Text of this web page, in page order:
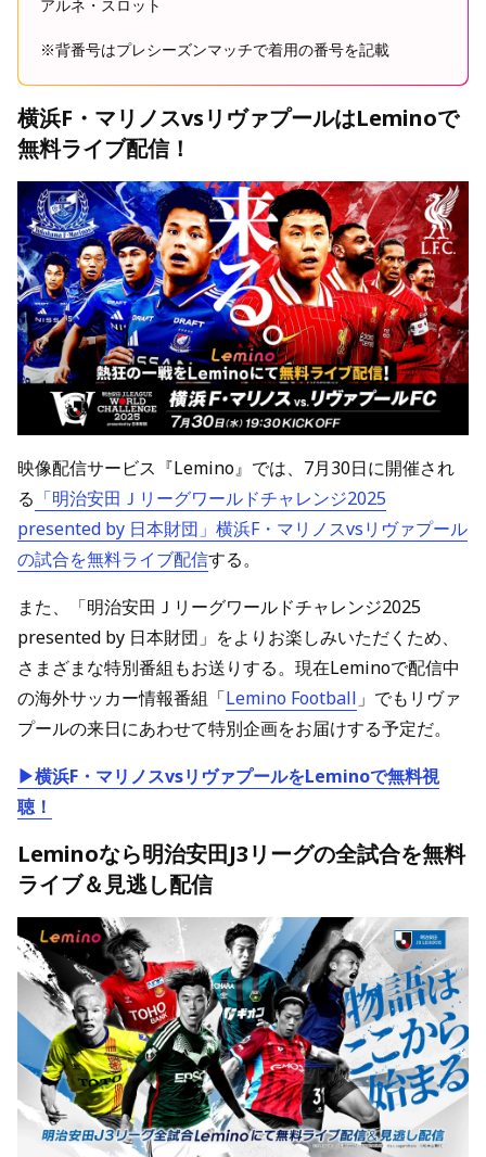
アルネ・スロット
※背番号はプレシーズンマッチで着用の番号を記載
横浜F・マリノスvsリヴァプールはLeminoで
無料ライブ配信！
映像配信サービス『Lemino』では、7月30日に開催され
る 「明治安田Ｊリーグワールドチャレンジ2025
presented by 日本財団」横浜F・マリノスvsリヴァプール
の試合を無料ライブ配信する。
また、「明治安田Ｊリーグワールドチャレンジ2025
presented by 日本財団」をよりお楽しみいただくため、
さまざまな特別番組もお送りする。現在Leminoで配信中
の海外サッカー情報番組「Lemino Football 」でもリヴァ
プールの来日にあわせて特別企画をお届けする予定だ。
▶横浜F・マリノスvsリヴァプールをLeminoで無料視
聴！
Leminoなら明治安田J3リーグの全試合を無料
ライブ＆見逃し配信